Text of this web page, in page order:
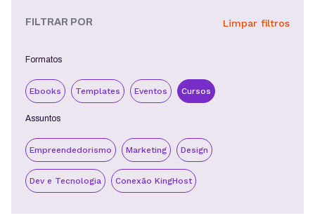
FILTRAR POR Limpar filtros
Formatos
Ebooks Templates Eventos Cursos
Assuntos
Empreendedorismo Marketing Design
Dev e Tecnologia Conexão KingHost